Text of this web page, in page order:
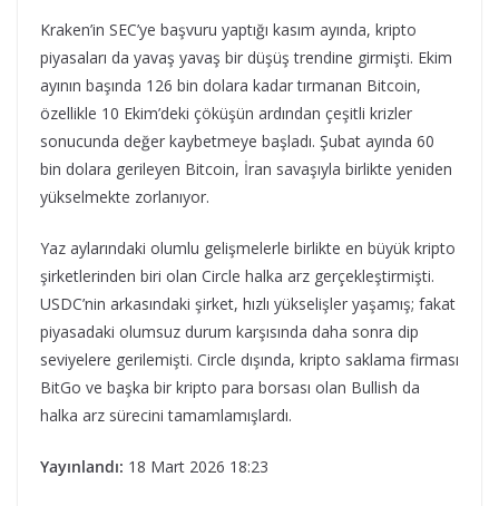
Kraken’in SEC’ye başvuru yaptığı kasım ayında, kripto
piyasaları da yavaş yavaş bir düşüş trendine girmişti. Ekim
ayının başında 126 bin dolara kadar tırmanan Bitcoin,
özellikle 10 Ekim’deki çöküşün ardından çeşitli krizler
sonucunda değer kaybetmeye başladı. Şubat ayında 60
bin dolara gerileyen Bitcoin, İran savaşıyla birlikte yeniden
yükselmekte zorlanıyor.
Yaz aylarındaki olumlu gelişmelerle birlikte en büyük kripto
şirketlerinden biri olan Circle halka arz gerçekleştirmişti.
USDC’nin arkasındaki şirket, hızlı yükselişler yaşamış; fakat
piyasadaki olumsuz durum karşısında daha sonra dip
seviyelere gerilemişti. Circle dışında, kripto saklama firması
BitGo ve başka bir kripto para borsası olan Bullish da
halka arz sürecini tamamlamışlardı.
Yayınlandı: 18 Mart 2026 18:23